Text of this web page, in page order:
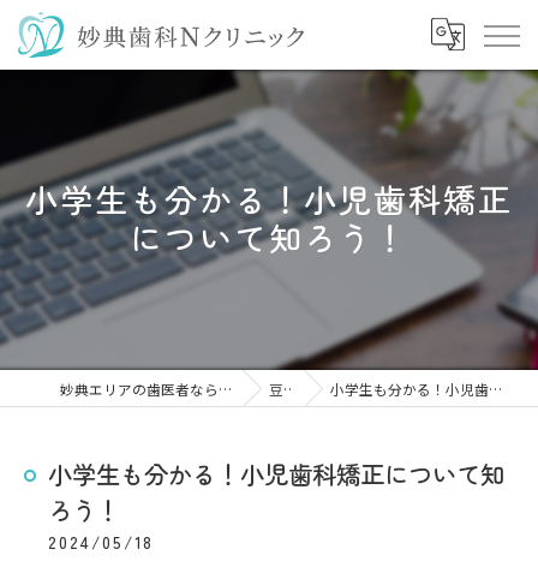
小学生も分かる！小児歯科矯正
について知ろう！
妙典エリアの歯医者なら妙典歯科Nクリニック 豆知識 小学生も分かる！小児歯科矯正について知ろう！
小学生も分かる！小児歯科矯正について知
ろう！
2024/05/18